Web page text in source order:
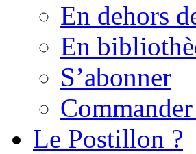
En dehors
En
S’abonner
Le Postillon ?